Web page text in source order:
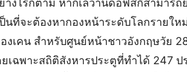
างไรก็ตาม หากเลวานดอฟสกี้สามาร
นที่จะต้องหากองหน้าระดับโลกรายใ
งเคน สำหรับศูนย์หน้าชาวอังกฤษวัย
เฉพาะสถิติสังหารประตูที่ทำได้ 247